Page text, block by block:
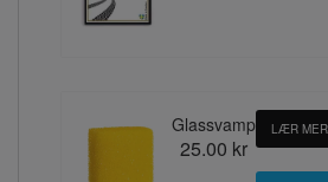
Glassvamp
25.00 kr
LÆR